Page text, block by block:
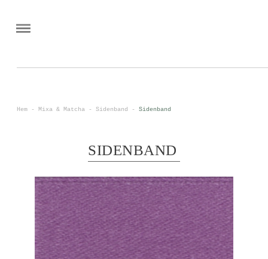
Hem - Mixa & Matcha - Sidenband - Sidenband
SIDENBAND